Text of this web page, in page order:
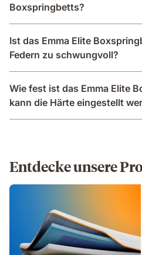
Boxspringbetts?
Ist das Emma Elite
Federn zu schwungvoll?
Wie fest ist das Emma Elite
kann die Härte eingestellt
Entdecke unsere